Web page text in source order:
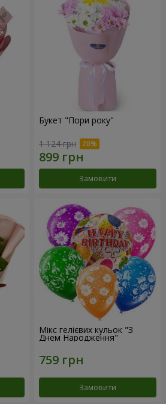
Букет "Пори року"
1 124 грн
Замовити
Мікс гелієвих кульок "З
Днем Народження"
Замовити